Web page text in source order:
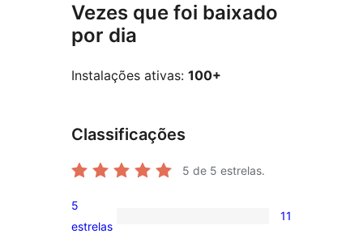
Vezes que foi baixado
por dia
Instalações ativas: 100+
Classificações
5 de 5 estrelas.
11
5
estrelas
11